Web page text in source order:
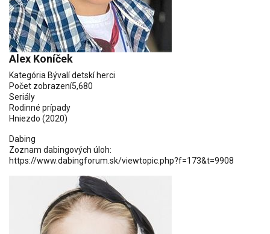
Alex Koníček
Kategória Bývalí detskí herci
Počet zobrazení5,680
Seriály
Rodinné prípady
Hniezdo (2020)
Dabing
Zoznam dabingových úloh:
https://www.dabingforum.sk/viewtopic.php?f=173&t=9908